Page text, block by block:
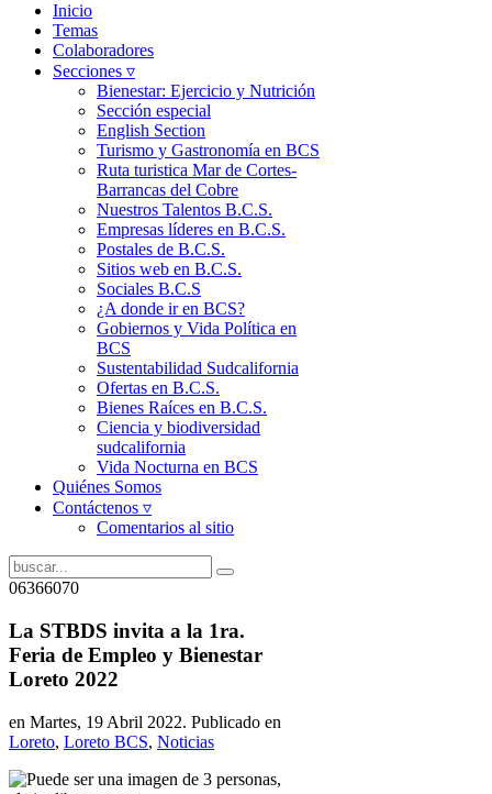
Inicio
Temas
Colaboradores
Secciones ▿
Bienestar: Ejercicio y Nutrición
Sección especial
English Section
Turismo y Gastronomía en BCS
Ruta turistica Mar de Cortes-
Barrancas del Cobre
Nuestros Talentos B.C.S.
Empresas líderes en B.C.S.
Postales de B.C.S.
Sitios web en B.C.S.
Sociales B.C.S
¿A donde ir en BCS?
Gobiernos y Vida Política en
BCS
Sustentabilidad Sudcalifornia
Ofertas en B.C.S.
Bienes Raíces en B.C.S.
Ciencia y biodiversidad
sudcalifornia
Vida Nocturna en BCS
Quiénes Somos
Contáctenos ▿
Comentarios al sitio
06366070
La STBDS invita a la 1ra.
Feria de Empleo y Bienestar
Loreto 2022
en Martes, 19 Abril 2022. Publicado en
Loreto, Loreto BCS, Noticias